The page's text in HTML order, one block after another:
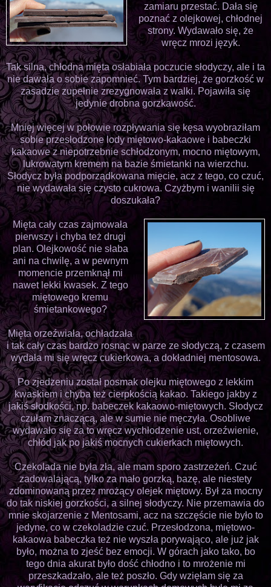
zamiaru przestać. Dała się
poznać z olejkowej, chłodnej
strony. Wydawało się, że
wręcz mrozi język.
Tak silna, chłodna mięta osłabiała poczucie słodyczy, ale i ta
nie dawała o sobie zapomnieć. Tym bardziej, że gorzkość w
zasadzie zupełnie zrezygnowała z walki. Pojawiła się
jedynie drobna gorzkawość.
Mniej więcej w połowie rozpływania się kęsa wyobraziłam
sobie przesłodzone lody miętowo-kakaowe i babeczki
kakaowe z niepotrzebnie schłodzonym, mocno miętowym,
lukrowatym kremem na bazie śmietanki na wierzchu.
Słodycz była podporządkowana mięcie, acz z tego, co czuć,
nie wydawała się czysto cukrowa. Czyżbym i wanilii się
doszukała?
Mięta cały czas zajmowała
pierwszy i chyba też drugi
plan. Olejkowość nie słaba
ani na chwilę, a w pewnym
momencie przemknął mi
nawet lekki kwasek. Z tego
miętowego kremu
śmietankowego?
Mięta orzeźwiała, ochładzała
i tak cały czas bardzo rosnąc w parze ze słodyczą, z czasem
wydała mi się wręcz cukierkowa, a dokładniej mentosowa.
Po zjedzeniu został posmak olejku miętowego z lekkim
kwaskiem i chyba też cierpkością kakao. Takiego jakby z
jakiś słodkości, np. babeczek kakaowo-miętowych. Słodycz
czułam znaczącą, ale w sumie nie męczyła. Osobliwe
wydawało się za to wręcz wychłodzenie ust, orzeźwienie,
chłód jak po jakiś mocnych cukierkach miętowych.
Czekolada nie była zła, ale mam sporo zastrzeżeń. Czuć
zadowalającą, tylko za mało gorzką, bazę, ale niestety
zdominowaną przez mrożący olejek miętowy. Był za mocny
do tak niskiej gorzkości, a silnej słodyczy. Nie przemawia do
mnie skojarzenie z Mentosami, acz na szczęście nie było to
jedyne, co w czekoladzie czuć. Przesłodzona, miętowo-
kakaowa babeczka też nie wyszła porywająco, ale już jak
było, można to zjeść bez emocji. W górach jako tako, bo
tego dnia akurat było dość chłodno i to mrożenie mi
przeszkadzało, ale też poszło. Gdy wzięłam się za